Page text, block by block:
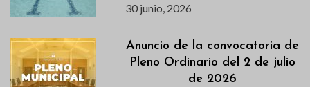
30 junio, 2026
Anuncio de la convocatoria de
Pleno Ordinario del 2 de julio
de 2026